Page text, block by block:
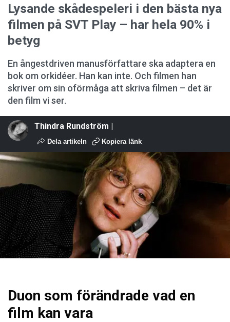
Lysande skådespeleri i den bästa nya
filmen på SVT Play – har hela 90% i
betyg
En ångestdriven manusförfattare ska adaptera en
bok om orkidéer. Han kan inte. Och filmen han
skriver om sin oförmåga att skriva filmen – det är
den film vi ser.
Thindra Rundström |
Dela artikeln Kopiera länk
Duon som förändrade vad en
film kan vara